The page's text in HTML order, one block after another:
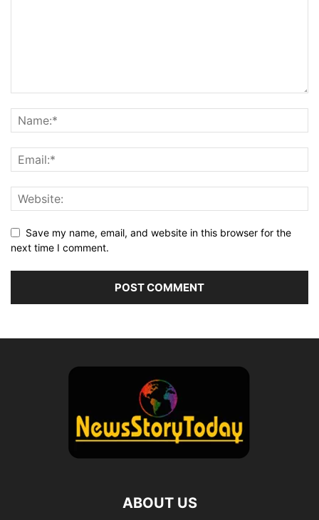
Save my name, email, and website in this browser for the
next time I comment.
ABOUT US